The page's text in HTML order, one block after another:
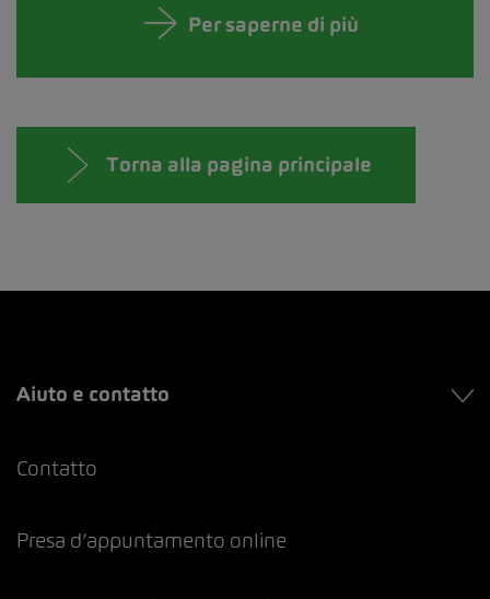
Per saperne di più
Torna alla pagina principale
Aiuto e contatto
Contatto
Presa d’appuntamento online